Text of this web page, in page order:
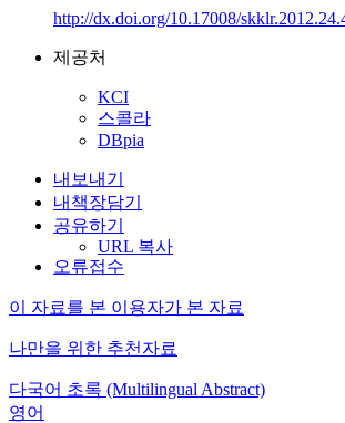
http://dx.doi.org/10.17008/
제공처
KCI
스콜라
DBpia
내보내기
내책장담기
공유하기
URL 복사
오류접수
이 자료를 본 이용자가 본 자료
나만을 위한 추천자료
다국어 초록 (Multilingual Abstract)
영어